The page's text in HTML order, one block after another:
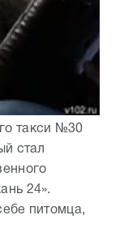
такси №30
стал
24».
питомца,